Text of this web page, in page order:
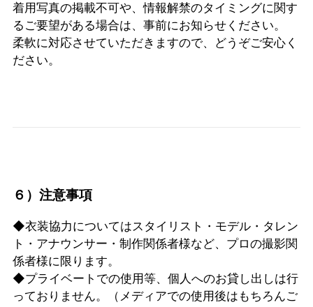
着用写真の掲載不可や、情報解禁のタイミングに関す
るご要望がある場合は、事前にお知らせください。
柔軟に対応させていただきますので、どうぞご安心く
ださい。
６）注意事項
◆衣装協力についてはスタイリスト・モデル・タレン
ト・アナウンサー・制作関係者様など、プロの撮影関
係者様に限ります。
◆プライベートでの使用等、個人へのお貸し出しは行
っておりません。（メディアでの使用後はもちろんご